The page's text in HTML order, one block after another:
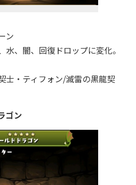
ン
、闇、回復ドロップに変化。
士・ティフォン/滅雷の黒龍契
ゴン